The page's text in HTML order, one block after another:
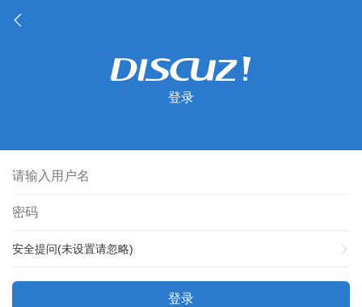
登录
安全提问(未设置请忽略)
登录